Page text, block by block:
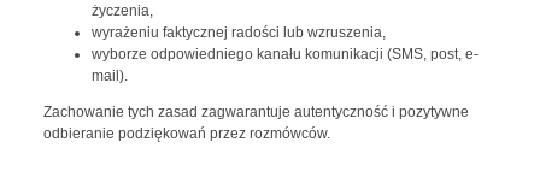
życzenia,
wyrażeniu faktycznej radości lub wzruszenia,
wyborze odpowiedniego kanału komunikacji (SMS, post, e-
mail).
Zachowanie tych zasad zagwarantuje autentyczność i pozytywne
odbieranie podziękowań przez rozmówców.